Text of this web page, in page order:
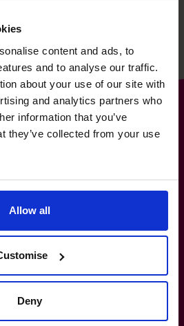
content and ads, to
and to analyse our traffic.
about your use of our site with
and analytics partners who
information that you’ve
they’ve collected from your use
Allow all
Deny
1
fractionele
1301, 2018 Antwerpen
to-date per augustus 2025
aantal CFO's en het aantal